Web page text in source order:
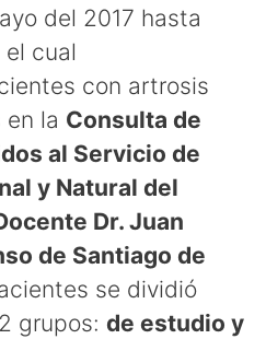
del 2017 hasta
el cual
con artrosis
la Consulta de
al Servicio de
y Natural del
Dr. Juan
de Santiago de
se dividió
grupos: de estudio y